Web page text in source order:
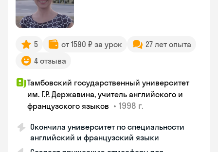
5 от 1590 ₽ за урок
27 лет опыта
4 отзыва
Тамбовский государственный университет
им. Г.Р. Державина, учитель английского и
французского языков • 1998 г.
Окончила университет по специальности
английский и французский языки